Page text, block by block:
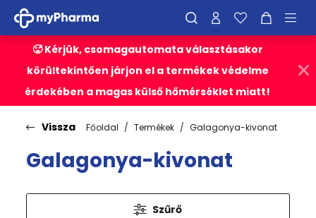
🥵 Kérjük, csomagautomata választásakor
körültekintően járjon el a termékek védelme
érdekében a magas külső hőmérséklet miatt!
Vissza Főoldal Termékek Galagonya-kivonat
Galagonya-kivonat
Szűrő